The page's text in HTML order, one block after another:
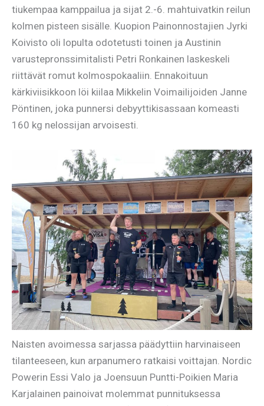
tiukempaa kamppailua ja sijat 2.-6. mahtuivatkin reilun
kolmen pisteen sisälle. Kuopion Painonnostajien Jyrki
Koivisto oli lopulta odotetusti toinen ja Austinin
varustepronssimitalisti Petri Ronkainen laskeskeli
riittävät romut kolmospokaaliin. Ennakoituun
kärkiviisikkoon löi kiilaa Mikkelin Voimailijoiden Janne
Pöntinen, joka punnersi debyyttikisassaan komeasti
160 kg nelossijan arvoisesti.
Naisten avoimessa sarjassa päädyttiin harvinaiseen
tilanteeseen, kun arpanumero ratkaisi voittajan. Nordic
Powerin Essi Valo ja Joensuun Puntti-Poikien Maria
Karjalainen painoivat molemmat punnituksessa